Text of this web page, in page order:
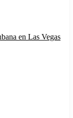
en Las Vegas